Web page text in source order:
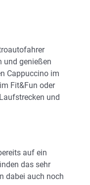
und genießen
Cappuccino im
Fit&Fun oder
und
auf ein
das sehr
dabei auch noch